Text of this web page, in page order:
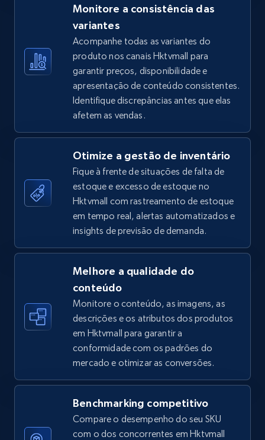
URL, Title, Available, Description, Currency, Initial
price, Final price, Discount percent, and more.
5.4K+ 668+ Comece agora
TikTok Shop - Collect TikTok shop products
price, Final price, Discount percent, and more.
668+ Comece agora
TikTok Shop - discover records by shop url
price, Final price, Discount percent, and more.
5.4K+ 668+ Comece agora
Amazon sellers info
Seller id, URL, Seller name, Description, Detailed
info, Stars, Feedbacks, Return policy, and more.
2.5K+ 378+ Comece agora
Monitore a consistência das
variantes
Acompanhe todas as variantes do
produto nos canais Hktvmall para
garantir preços, disponibilidade e
apresentação de conteúdo consistentes.
Identifique discrepâncias antes que elas
afetem as vendas.
Otimize a gestão de inventário
Fique à frente de situações de falta de
estoque e excesso de estoque no
Hktvmall com rastreamento de estoque
em tempo real, alertas automatizados e
insights de previsão de demanda.
Melhore a qualidade do
conteúdo
Monitore o conteúdo, as imagens, as
descrições e os atributos dos produtos
em Hktvmall para garantir a
conformidade com os padrões do
mercado e otimizar as conversões.
Benchmarking competitivo
Compare o desempenho do seu SKU
com o dos concorrentes em Hktvmall